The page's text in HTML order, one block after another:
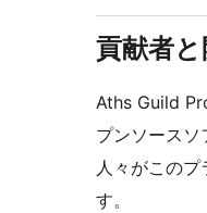
貢献者
Aths Guild
プンソース
人々がこのプ
す。